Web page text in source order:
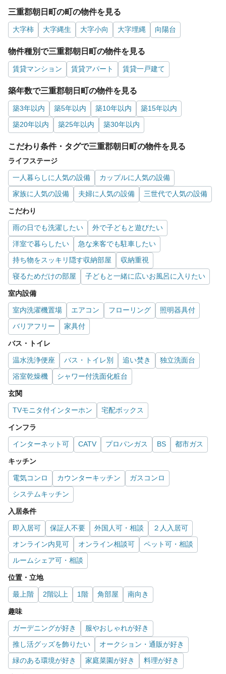
三重郡朝日町の町の物件を見る
大字柿 大字縄生 大字小向 大字埋縄 向陽台
物件種別で三重郡朝日町の物件を見る
賃貸マンション 賃貸アパート 賃貸一戸建て
築年数で三重郡朝日町の物件を見る
築3年以内 築5年以内 築10年以内
築15年以内
築20年以内
築25年以内 築30年以内
こだわり条件・タグで三重郡朝日町の物件を見る
ライフステージ
一人暮らしに人気の設備
カップルに人気の設備
家族に人気の設備
夫婦に人気の設備 三世代で人気の設備
こだわり
雨の日でも洗濯したい
外で子どもと遊びたい
洋室で暮らしたい
急な来客でも駐車したい
持ち物をスッキリ隠す収納部屋
収納重視
寝るためだけの部屋
子どもと一緒に広いお風呂に入りたい
室内設備
室内洗濯機置場 エアコン フローリング
照明器具付
バリアフリー
家具付
バス・トイレ
温水洗浄便座 バス・トイレ別 追い焚き
独立洗面台
浴室乾燥機
シャワー付洗面化粧台
玄関
TVモニタ付インターホン 宅配ボックス
インフラ
インターネット可 CATV プロパンガス BS 都市ガス
キッチン
電気コンロ カウンターキッチン
ガスコンロ
システムキッチン
入居条件
即入居可 保証人不要 外国人可・相談
２人入居可
オンライン内見可
オンライン相談可
ペット可・相談
ルームシェア可・相談
位置・立地
最上階 2階以上 1階 角部屋 南向き
趣味
ガーデニングが好き
服やおしゃれが好き
推し活グッズを飾りたい
オークション・通販が好き
緑のある環境が好き
家庭菜園が好き 料理が好き